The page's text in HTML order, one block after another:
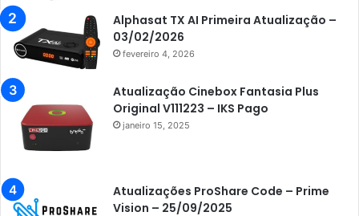
Azamerica Champions
Azamerica Champions IPTV
Azamerica Extremo IPTV
Azamerica F92 Plus
Azamerica Gold
Azamerica i7 IPTV
Alphasat TX AI Primeira Atualização –
03/02/2026
fevereiro 4, 2026
Atualização Cinebox Fantasia Plus
Original V111223 – IKS Pago
janeiro 15, 2025
Atualizações ProShare Code – Prime
Vision – 25/09/2025